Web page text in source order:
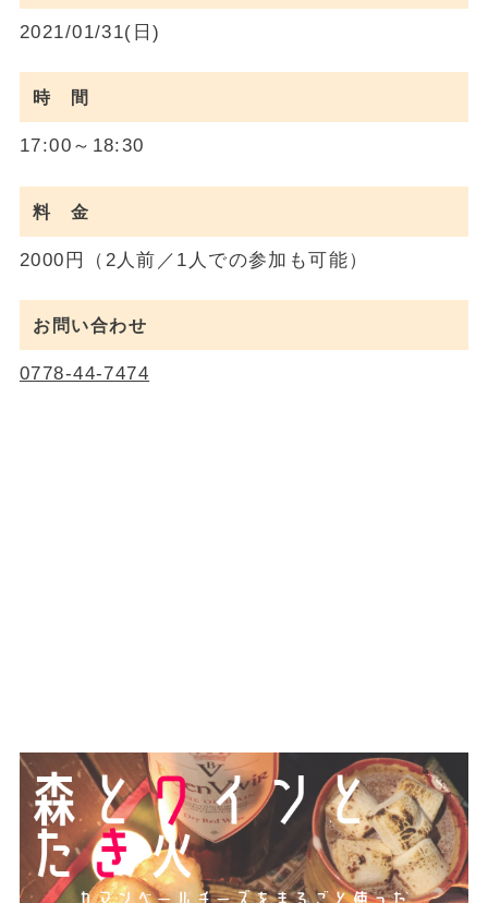
2021/01/31(日)
時 間
17:00～18:30
料 金
2000円（2人前／1人での参加も可能）
お問い合わせ
0778-44-7474